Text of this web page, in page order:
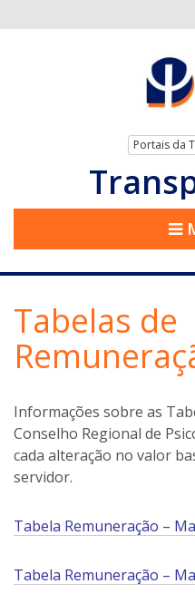
Portais da
Tabelas de
Informações sobre as
Conselho Regional de
cada alteração no valor
servidor.
Tabela Remuneração –
Tabela Remuneração –